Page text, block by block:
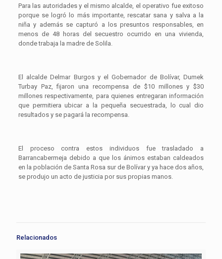
Para las autoridades y el mismo alcalde, el operativo fue exitoso
porque se logró lo más importante, rescatar sana y salva a la
niña y además se capturó a los presuntos responsables, en
menos de 48 horas del secuestro ocurrido en una vivienda,
donde trabaja la madre de Solila.
El alcalde Delmar Burgos y el Gobernador de Bolívar, Dumek
Turbay Paz, fijaron una recompensa de $10 millones y $30
millones respectivamente, para quienes entregaran información
que permitiera ubicar a la pequeña secuestrada, lo cual dio
resultados y se pagará la recompensa.
El proceso contra estos individuos fue trasladado a
Barrancabermeja debido a que los ánimos estaban caldeados
en la población de Santa Rosa sur de Bolívar y ya hace dos años,
se produjo un acto de justicia por sus propias manos.
Relacionados